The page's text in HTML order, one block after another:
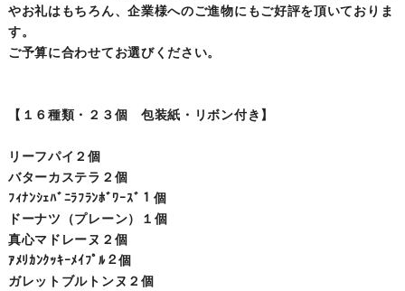
やお礼はもちろん、企業様へのご進物にもご好評を頂いておりま
す。
ご予算に合わせてお選びください。
【１６種類・２３個 包装紙・リボン付き】
リーフパイ２個
バターカステラ２個
ﾌｨﾅﾝｼｪﾊﾞﾆﾗﾌﾗﾝﾎﾞﾜｰｽﾞ１個
ドーナツ（プレーン）１個
真心マドレーヌ２個
ｱﾒﾘｶﾝｸｯｷｰﾒｲﾌﾟﾙ２個
ガレットブルトンヌ２個